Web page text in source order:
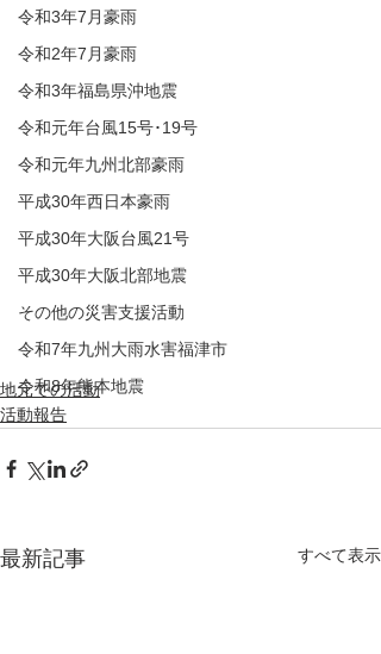
令和3年7月豪雨
令和2年7月豪雨
令和3年福島県沖地震
令和元年台風15号･19号
令和元年九州北部豪雨
平成30年西日本豪雨
平成30年大阪台風21号
平成30年大阪北部地震
その他の災害支援活動
令和7年九州大雨水害福津市
令和8年熊本地震
地元での活動
活動報告
最新記事 すべて表示